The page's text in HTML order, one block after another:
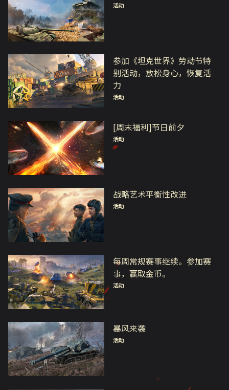
活动
参加《坦克世界》劳动节特
别活动，放松身心，恢复活
力
活动
[周末福利]节日前夕
活动
战略艺术平衡性改进
活动
每周常规赛事继续。参加赛
事，赢取金币。
活动
暴风来袭
活动